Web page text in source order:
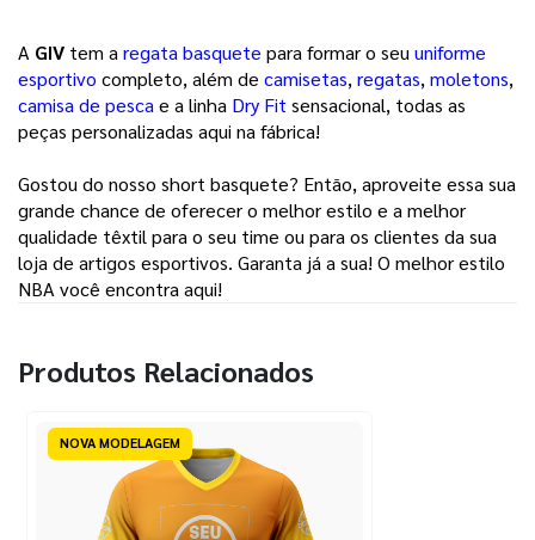
A GIV tem aregata basquete para formar o seuuniforme
esportivo completo, além de camisetas,regatas,moletons,
camisa de pescae a linha Dry Fitsensacional, todas as
peças personalizadas aqui na fábrica!
Gostou do nosso short basquete? Então, aproveite essa sua
grande chance de oferecer o melhor estilo e a melhor
qualidade têxtil para o seu time ou para os clientes da sua
loja de artigos esportivos. Garanta já a sua! O melhor estilo
NBA você encontra aqui!
Produtos Relacionados
NOVA MODELAGEM